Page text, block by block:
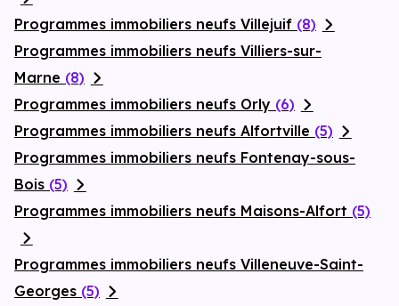
Programmes immobiliers neufs Villejuif (8)
Programmes immobiliers neufs Villiers-sur-
Marne (8)
Programmes immobiliers neufs Orly (6)
Programmes immobiliers neufs Alfortville (5)
Programmes immobiliers neufs Fontenay-sous-
Bois (5)
Programmes immobiliers neufs Maisons-Alfort (5)
Programmes immobiliers neufs Villeneuve-Saint-
Georges (5)